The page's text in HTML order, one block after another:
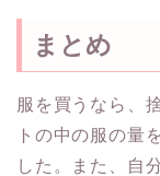
まとめ
服を買うなら、
トの中の服の量
した。また、自